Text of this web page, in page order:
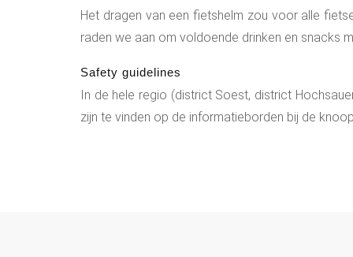
Het dragen van een fietshelm zou voor alle
raden we aan om voldoende drinken en snacks
Safety guidelines
In de hele regio (district Soest, district
zijn te vinden op de informatieborden bij de